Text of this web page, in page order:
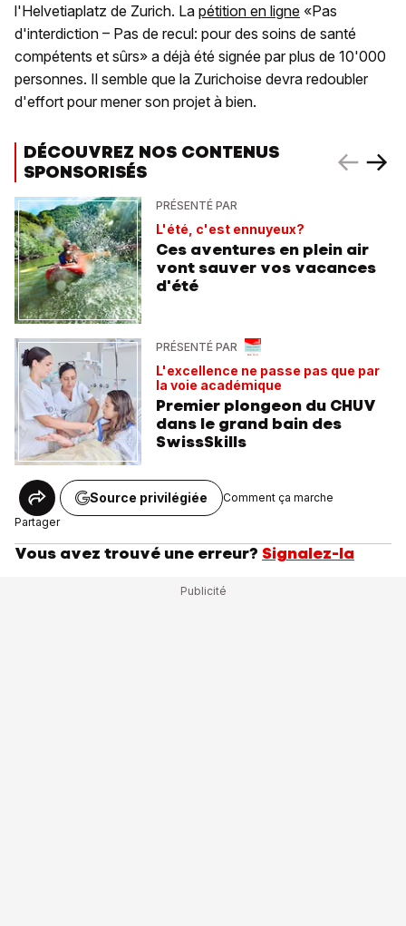
l'Helvetiaplatz de Zurich. La pétition en ligne «Pas
d'interdiction – Pas de recul: pour des soins de santé
compétents et sûrs» a déjà été signée par plus de 10'000
personnes. Il semble que la Zurichoise devra redoubler
d'effort pour mener son projet à bien.
DÉCOUVREZ NOS CONTENUS
SPONSORISÉS
PRÉSENTÉ PAR
L'été, c'est ennuyeux?
Ces aventures en plein air
vont sauver vos vacances
d'été
PRÉSENTÉ PAR
L'excellence ne passe pas que par
la voie académique
Premier plongeon du CHUV
dans le grand bain des
SwissSkills
Partager
Source privilégiée Comment ça marche
Vous avez trouvé une erreur? Signalez-la